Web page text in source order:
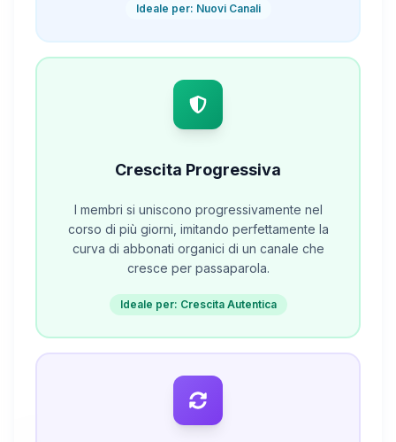
Ideale per: Nuovi Canali
Crescita Progressiva
I membri si uniscono progressivamente nel
corso di più giorni, imitando perfettamente la
curva di abbonati organici di un canale che
cresce per passaparola.
Ideale per: Crescita Autentica